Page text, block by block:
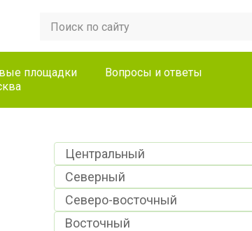
площадки
Вопросы и ответы
Центральный
Северный
Северо-восточный
Восточный